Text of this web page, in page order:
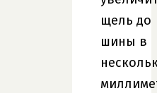
щель до
шины в